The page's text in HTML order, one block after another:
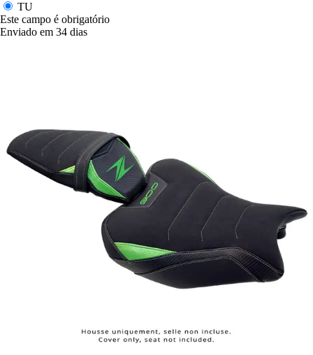
TU
Este campo é obrigatório
Enviado em 34 dias